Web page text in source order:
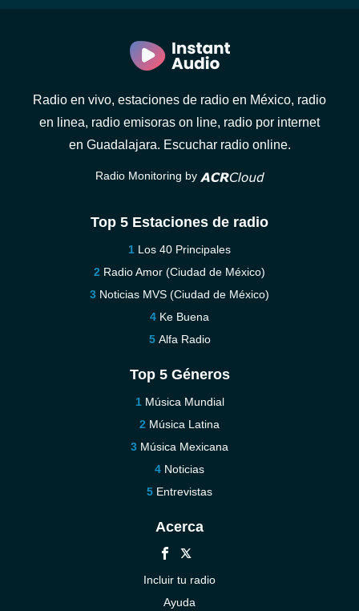
Radio en vivo, estaciones de radio en México, radio
en linea, radio emisoras on line, radio por internet
en Guadalajara. Escuchar radio online.
Radio Monitoring by
Top 5 Estaciones de radio
Los 40 Principales
Radio Amor (Ciudad de México)
Noticias MVS (Ciudad de México)
Ke Buena
Alfa Radio
Top 5 Géneros
Música Mundial
Música Latina
Música Mexicana
Noticias
Entrevistas
Acerca
Incluir tu radio
Ayuda